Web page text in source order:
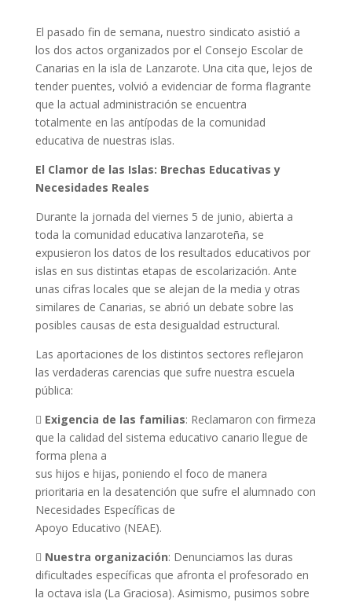
El pasado fin de semana, nuestro sindicato asistió a
los dos actos organizados por el Consejo Escolar de
Canarias en la isla de Lanzarote. Una cita que, lejos de
tender puentes, volvió a evidenciar de forma flagrante
que la actual administración se encuentra
totalmente en las antípodas de la comunidad
educativa de nuestras islas.
El Clamor de las Islas: Brechas Educativas y
Necesidades Reales
Durante la jornada del viernes 5 de junio, abierta a
toda la comunidad educativa lanzaroteña, se
expusieron los datos de los resultados educativos por
islas en sus distintas etapas de escolarización. Ante
unas cifras locales que se alejan de la media y otras
similares de Canarias, se abrió un debate sobre las
posibles causas de esta desigualdad estructural.
Las aportaciones de los distintos sectores reflejaron
las verdaderas carencias que sufre nuestra escuela
pública:
 Exigencia de las familias: Reclamaron con firmeza
que la calidad del sistema educativo canario llegue de
forma plena a
sus hijos e hijas, poniendo el foco de manera
prioritaria en la desatención que sufre el alumnado con
Necesidades Específicas de
Apoyo Educativo (NEAE).
 Nuestra organización: Denunciamos las duras
dificultades específicas que afronta el profesorado en
la octava isla (La Graciosa). Asimismo, pusimos sobre